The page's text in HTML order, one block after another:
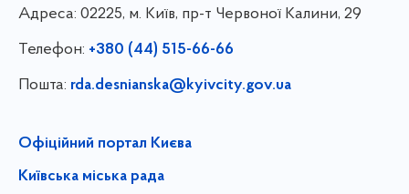
Адреса: 02225, м. Київ, пр-т Червоної Калини, 29
Телефон: +380 (44) 515-66-66
Пошта: rda.desnianska@kyivcity.gov.ua
Офіційний портал Києва
Київська міська рада